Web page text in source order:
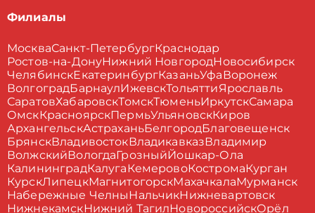
Филиалы
МоскваСанкт-ПетербургКраснодар
Ростов-на-ДонуНижний НовгородНовосибирск
ЧелябинскЕкатеринбургКазаньУфа Воронеж
ВолгоградБарнаулИжевскТольяттиЯрославль
СаратовХабаровскТомскТюменьИркутскСамара
ОмскКрасноярскПермьУльяновскКиров
АрхангельскАстраханьБелгородБлаговещенск
БрянскВладивостокВладикавказВладимир
ВолжскийВологдаГрозныйЙошкар-Ола
КалининградКалуга КемеровоКостромаКурган
КурскЛипецкМагнитогорскМахачкалаМурманск
Набережные Челны НальчикНижневартовск
НижнекамскНижний ТагилНовороссийскОрёл